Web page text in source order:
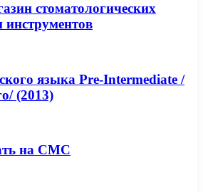
стоматологических
инструментов
языка Pre-Intermediate /
(2013)
на СМС